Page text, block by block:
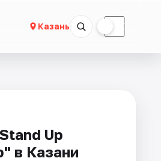
Казань ☾
Up
в Казани